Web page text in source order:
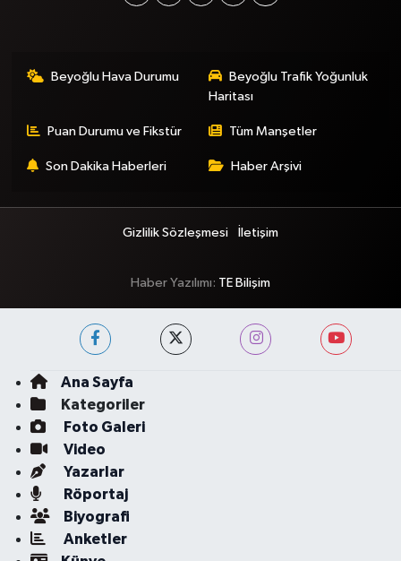
Beyoğlu Hava Durumu
Beyoğlu Trafik Yoğunluk
Haritası
Puan Durumu ve Fikstür Tüm Manşetler
Son Dakika Haberleri Haber Arşivi
Gizlilik Sözleşmesi İletişim
Haber Yazılımı: TE Bilişim
Ana Sayfa
Kategoriler
Foto Galeri
Video
Yazarlar
Röportaj
Biyografi
Anketler